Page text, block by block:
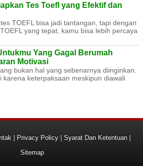
Tes Toefl yang Efektif dan
TOEFL bisa jadi tantangan, tapi dengan
yang tepat, kamu bisa lebih percaya
Yang Gagal Berumah
Motivasi
bukan hal yang sebenarnya diinginkan.
karena keterpaksaan meskipun diawali
Privacy Policy Syarat Dan Ketentuan
Sitemap